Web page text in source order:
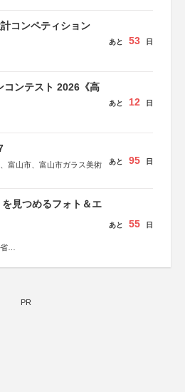
コンペティション
あと 53 日
コンテスト 2026《高
あと 12 日
富山市、富山市ガラス美術
あと 95 日
見つめるフォト＆エ
あと 55 日
PR